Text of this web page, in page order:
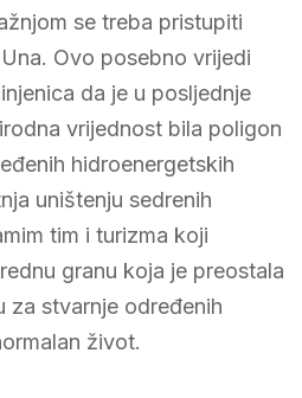
se treba pristupiti
Ovo posebno vrijedi
da je u posljednje
vrijednost bila poligon
hidroenergetskih
uništenju sedrenih
tim i turizma koji
granu koja je preostala
za stvarnje određenih
život.